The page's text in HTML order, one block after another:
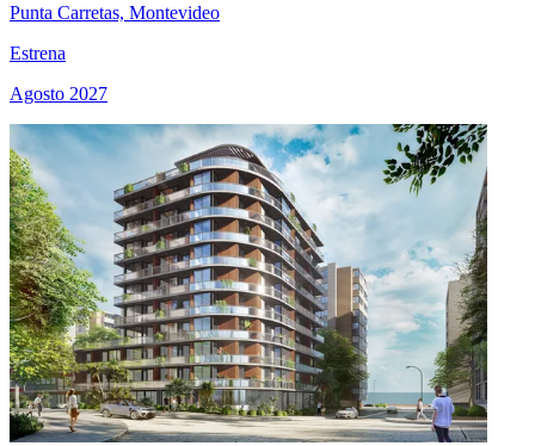
Punta Carretas, Montevideo
Estrena
Agosto 2027